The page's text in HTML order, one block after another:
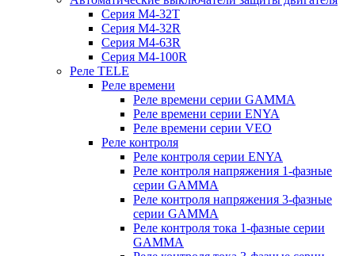
Серия M4-32T
Серия M4-32R
Серия M4-63R
Серия M4-100R
Реле TELE
Реле времени
Реле времени серии GAMMA
Реле времени серии ENYA
Реле времени серии VEO
Реле контроля
Реле контроля серии ENYA
Реле контроля напряжения 1-фазные
серии GAMMA
Реле контроля напряжения 3-фазные
серии GAMMA
Реле контроля тока 1-фазные серии
GAMMA